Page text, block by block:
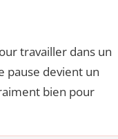
travailler dans un
pause devient un
bien pour